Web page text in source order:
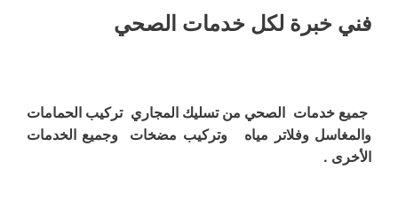
فني خبرة لكل خدمات الصحي
جميع خدمات الصحي من تسليك المجاري تركيب الحمامات
والمغاسل وفلاتر مياه وتركيب مضخات وجميع الخدمات
الأخرى .